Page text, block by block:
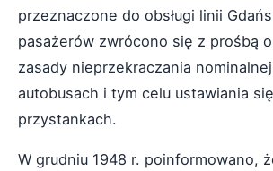
przeznaczone do obsługi linii
pasażerów zwrócono się z prośbą
zasady nieprzekraczania
autobusach i tym celu ustawiania
przystankach.
W grudniu 1948 r. poinformowano,